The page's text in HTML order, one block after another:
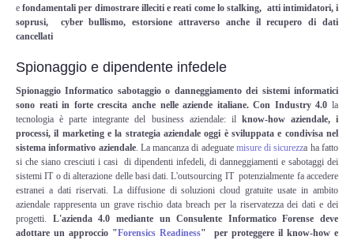
Recupero dati
Prevenzione Frode
CYBER SECURITY
Security Management
Risk Management
Incident Handling & Response
e fondamentali per dimostrare illeciti e reati come lo stalking, atti intimidatori, i
soprusi, cyber bullismo, estorsione attraverso anche il recupero di dati
cancellati
Spionaggio e dipendente infedele
Spionaggio Informatico sabotaggio o danneggiamento dei sistemi informatici
sono reati in forte crescita anche nelle aziende italiane. Con Industry 4.0 la
tecnologia è parte integrante del business aziendale: ilknow-how aziendale, i
processi, il marketing e la strategia aziendale oggi è sviluppata e condivisa nel
sistema informativo aziendale. La mancanza di adeguate misure di sicurezza ha fatto
si che siano cresciuti i casi di dipendenti infedeli, di danneggiamenti e sabotaggi dei
sistemi IT o di alterazione delle basi dati. L'outsourcing IT potenzialmente fa accedere
estranei a dati riservati. La diffusione di soluzioni cloud gratuite usate in ambito
aziendale rappresenta un grave rischio data breach per la riservatezza dei dati e dei
progetti. L'azienda 4.0 mediante un Consulente Informatico Forense deve
adottare un approccio "Forensics Readiness" per proteggere il know-how e